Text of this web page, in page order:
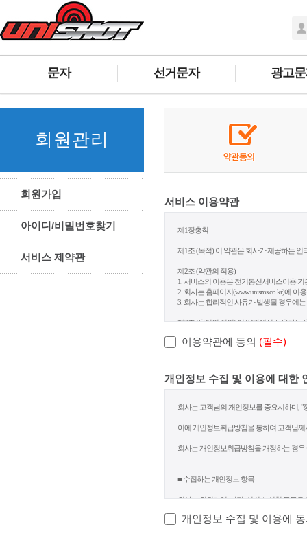
문자 선거문자 광고
회원관리
회원가입
아이디/비밀번호찾기
서비스 제약관
서비스 이용약관
이용약관에 동의 (필수)
개인정보 수집 및 이용에 대한
개인정보 수집 및 이용에